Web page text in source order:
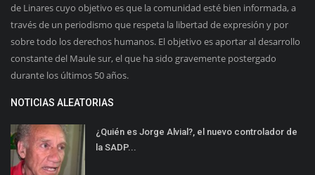
de Linares cuyo objetivo es que la comunidad esté bien informada, a
través de un periodismo que respeta la libertad de expresión y por
sobre todo los derechos humanos. El objetivo es aportar al desarrollo
constante del Maule sur, el que ha sido gravemente postergado
durante los últimos 50 años.
NOTICIAS ALEATORIAS
¿Quién es Jorge Alvial?, el nuevo controlador de
la SADP...